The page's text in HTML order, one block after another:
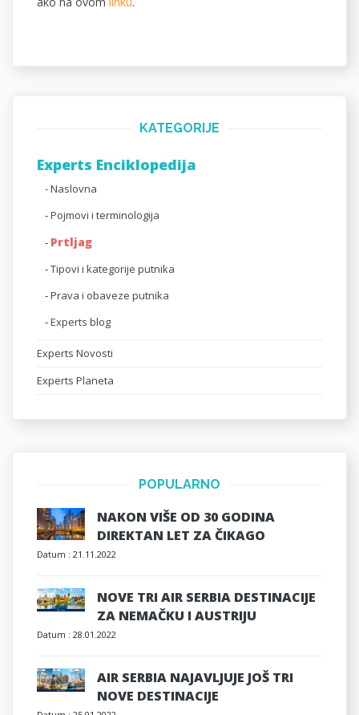
KATEGORIJE
Experts Enciklopedija
- Naslovna
-Pojmovi i terminologija
- Prtljag
-Tipovi i kategorije putnika
-Prava i obaveze putnika
-Experts blog
Experts Novosti
Experts Planeta
POPULARNO
NAKON VIŠE OD 30 GODINA
DIREKTAN LET ZA ČIKAGO
Datum : 21.11.2022
NOVE TRI AIR SERBIA DESTINACIJE
ZA NEMAČKU I AUSTRIJU
Datum : 28.01.2022
AIR SERBIA NAJAVLJUJE JOŠ TRI
NOVE DESTINACIJE